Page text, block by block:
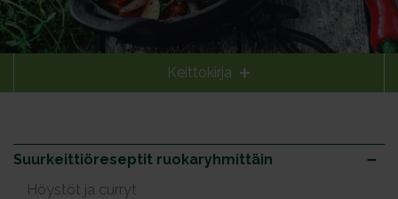
Keittokirja
Suurkeittiöreseptit ruokaryhmittäin
Höystöt ja curryt